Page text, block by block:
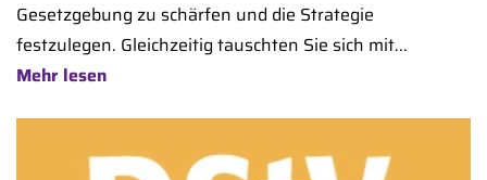
Gesetzgebung zu schärfen und die Strategie
festzulegen. Gleichzeitig tauschten Sie sich mit...
Mehr lesen